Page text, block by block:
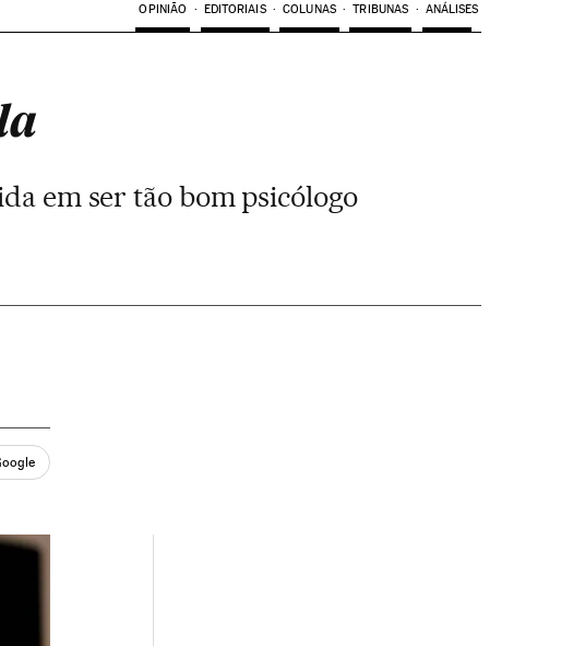
OPINIÃO EDITORIAIS COLUNAS TRIBUNAS ANÁLISES
em ser tão bom psicólogo